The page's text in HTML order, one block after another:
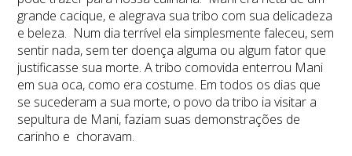
grande cacique, e alegrava sua tribo com sua delicadeza
e beleza. Num dia terrível ela simplesmente faleceu, sem
sentir nada, sem ter doença alguma ou algum fator que
justificasse sua morte. A tribo comovida enterrou Mani
em sua oca, como era costume. Em todos os dias que
se sucederam a sua morte, o povo da tribo ia visitar a
sepultura de Mani, faziam suas demonstrações de
carinho e choravam.